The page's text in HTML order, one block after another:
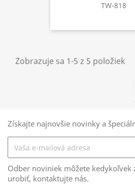
TW-818
Zobrazuje sa 1-5 z 5 položiek
Získajte najnovšie novinky a
Odber noviniek môžete kedykoľvek
urobiť, kontaktujte nás.